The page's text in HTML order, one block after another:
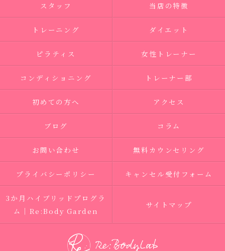
スタッフ 当店の特徴
トレーニング ダイエット
ピラティス 女性トレーナー
コンディショニング トレーナー部
初めての方へ アクセス
ブログ コラム
お問い合わせ 無料カウンセリング
プライバシーポリシー キャンセル受付フォーム
3か月ハイブリッドプログラ
ム｜Re:Body Garden
サイトマップ